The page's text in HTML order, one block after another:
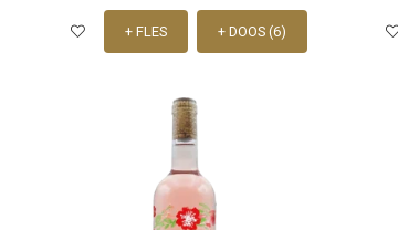
+ FLES + DOOS (6)